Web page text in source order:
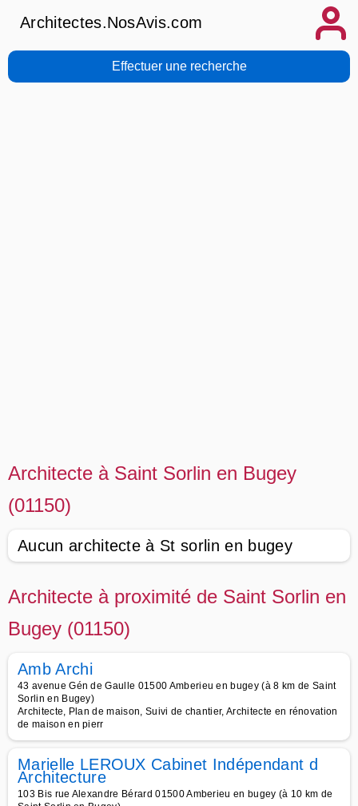
Architectes.NosAvis.com
Effectuer une recherche
Architecte à Saint Sorlin en Bugey
(01150)
Aucun architecte à St sorlin en bugey
Architecte à proximité de Saint Sorlin en
Bugey (01150)
Amb Archi
43 avenue Gén de Gaulle 01500 Amberieu en bugey (à 8 km de Saint
Sorlin en Bugey)
Architecte, Plan de maison, Suivi de chantier, Architecte en rénovation
de maison en pierr
Marielle LEROUX Cabinet Indépendant d
Architecture
103 Bis rue Alexandre Bérard 01500 Amberieu en bugey (à 10 km de